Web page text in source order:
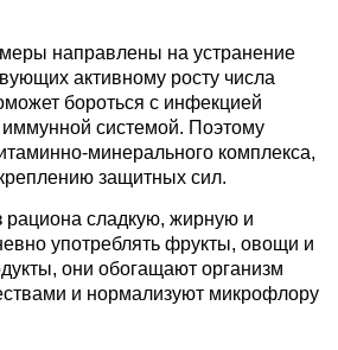
направлены на устранение
активному росту числа
бороться с инфекцией
иммунной системой. Поэтому
минерального комплекса,
защитных сил.
рациона сладкую, жирную и
употреблять фрукты, овощи и
они обогащают организм
и нормализуют микрофлору